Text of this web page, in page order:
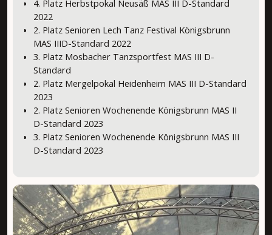
4. Platz Herbstpokal Neusäß MAS III D-Standard
2022
2. Platz Senioren Lech Tanz Festival Königsbrunn
MAS IIID-Standard 2022
3. Platz Mosbacher Tanzsportfest MAS III D-
Standard
2. Platz Mergelpokal Heidenheim MAS III D-Standard
2023
2. Platz Senioren Wochenende Königsbrunn MAS II
D-Standard 2023
3. Platz Senioren Wochenende Königsbrunn MAS III
D-Standard 2023